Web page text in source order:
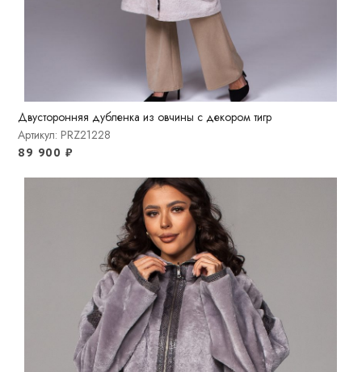
Двусторонняя дубленка из овчины с декором тигр
Артикул: PRZ21228
89 900 ₽